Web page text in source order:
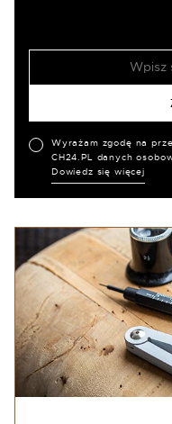
Wyrażam zgodę na
CH24.PL danych
Dowiedz się więcej